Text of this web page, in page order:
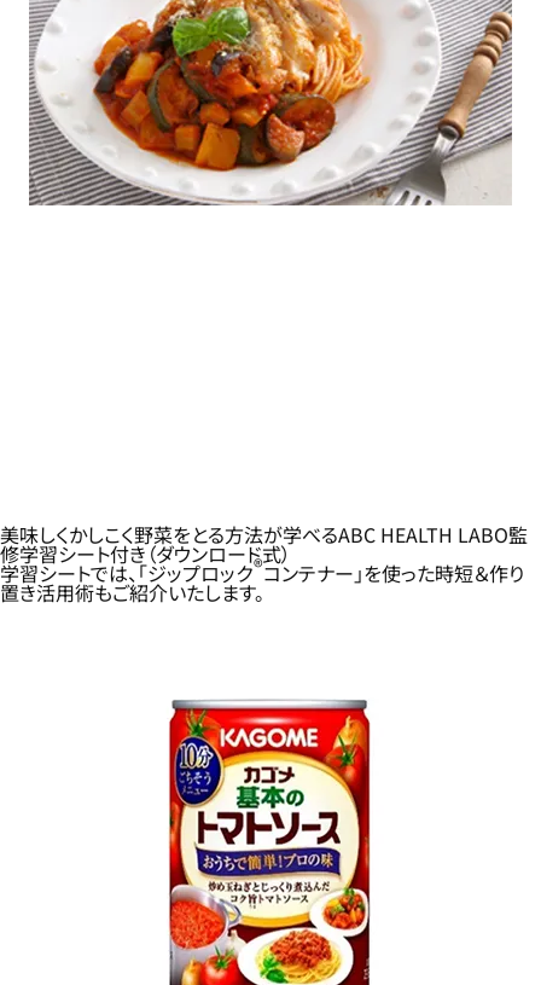
美味しくかしこく野菜をとる方法が学べるABC HEALTH LABO監
修学習シート付き（ダウンロード式）
学習シートでは、「ジップロック®コンテナー」を使った時短＆作り
置き活用術もご紹介いたします。